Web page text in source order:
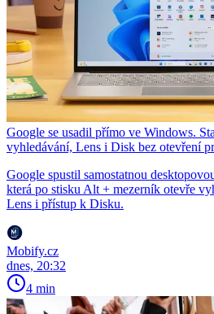
Google se usadil přímo ve Windows.
vyhledávání, Lens i Disk bez otevření
Google spustil samostatnou
která po stisku Alt + mezerník otevře
Lens i přístup k Disku.
Mobify.cz
dnes, 20:32
4 min